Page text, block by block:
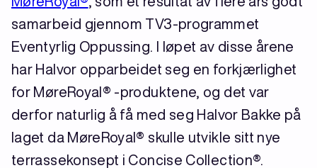
samarbeid gjennom TV3-programmet
Eventyrlig Oppussing. I løpet av disse årene
har Halvor opparbeidet seg en forkjærlighet
for MøreRoyal® -produktene, og det var
derfor naturlig å få med seg Halvor Bakke på
laget da MøreRoyal® skulle utvikle sitt nye
terrassekonsept i Concise Collection®.